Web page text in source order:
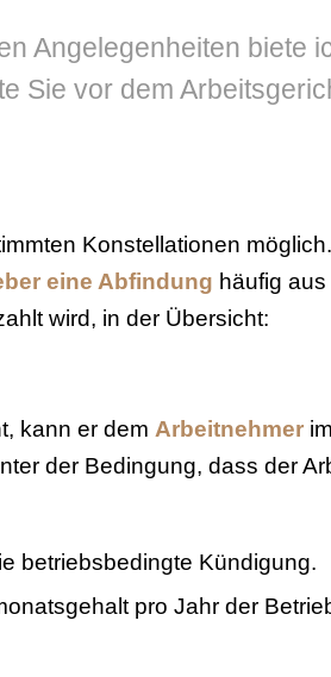
Angelegenheiten biete
Sie vor dem
Konstellationen
eine Abfindung häufig
wird, in der Übersicht:
kann er dem Arbeitnehmer
der Bedingung, dass der
betriebsbedingte Kündigung.
pro Jahr der